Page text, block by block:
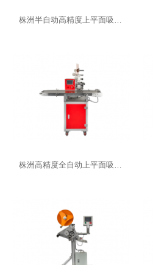
株洲半自动高精度上平面吸贴贴标机